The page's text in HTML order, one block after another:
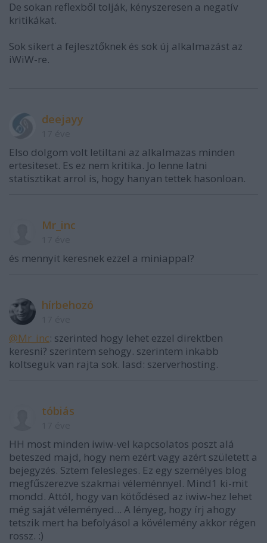
De sokan reflexből tolják, kényszeresen a negatív
kritikákat.
Sok sikert a fejlesztőknek és sok új alkalmazást az
iWiW-re.
deejayy
Elso dolgom volt letiltani az alkalmazas minden
ertesiteset. Es ez nem kritika. Jo lenne latni
statisztikat arrol is, hogy hanyan tettek hasonloan.
Mr_inc
és mennyit keresnek ezzel a miniappal?
hírbehozó
@Mr_inc: szerinted hogy lehet ezzel direktben
keresni? szerintem sehogy. szerintem inkabb
koltseguk van rajta sok. lasd: szerverhosting.
tóbiás
HH most minden iwiw-vel kapcsolatos poszt alá
beteszed majd, hogy nem ezért vagy azért született a
bejegyzés. Sztem felesleges. Ez egy személyes blog
megfűszerezve szakmai véleménnyel. Mind1 ki-mit
mondd. Attól, hogy van kötődésed az iwiw-hez lehet
még saját véleményed... A lényeg, hogy írj ahogy
tetszik mert ha befolyásol a kövélemény akkor régen
rossz. :)